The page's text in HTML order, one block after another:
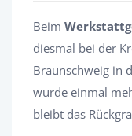
Beim
diesmal bei der
Braunschweig in
wurde einmal
bleibt das